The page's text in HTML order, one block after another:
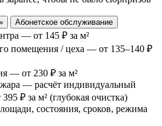
Абонетское обслуживание
— от 145 ₽ за м²
помещения / цеха — от 135–140 ₽
— от 230 ₽ за м²
— расчёт индивидуальный
395 ₽ за м² (глубокая очистка)
состояния, сроков, режима